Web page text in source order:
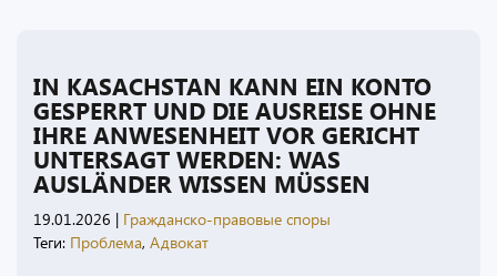
IN KASACHSTAN KANN EIN KONTO
GESPERRT UND DIE AUSREISE OHNE
IHRE ANWESENHEIT VOR GERICHT
UNTERSAGT WERDEN: WAS
AUSLÄNDER WISSEN MÜSSEN
19.01.2026 | Гражданско-правовые споры
Теги: Проблема, Адвокат